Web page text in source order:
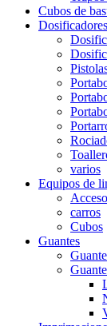
Cubos de
varios
Equipos de
carros
Cubos
Guantes